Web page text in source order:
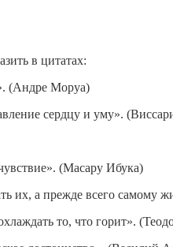
в цитатах:
(Андре Моруа)
сердцу и уму».
(Масару Ибука)
их, а прежде всего
то, что горит».